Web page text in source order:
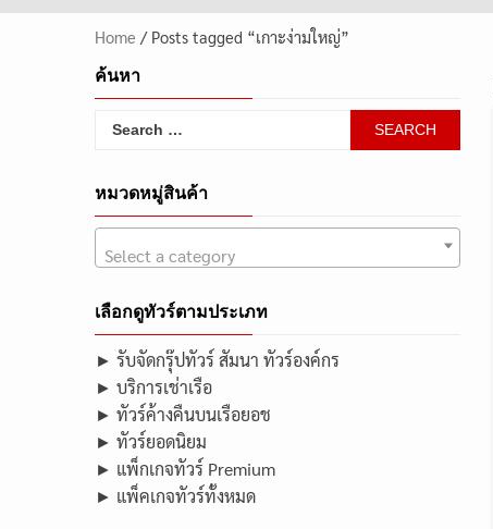
Home / Posts tagged “เกาะง่ามใหญ่”
ค้นหา
Search
หมวดหมู่สินค้า
Select a category
เลือกดูทัวร์ตามประเภท
► รับจัดกรุ๊ปทัวร์ สัมนา ทัวร์องค์กร
► บริการเช่าเรือ
► ทัวร์ค้างคืนบนเรือยอช
► ทัวร์ยอดนิยม
► แพ็กเกจทัวร์ Premium
► แพ็คเกจทัวร์ทั้งหมด